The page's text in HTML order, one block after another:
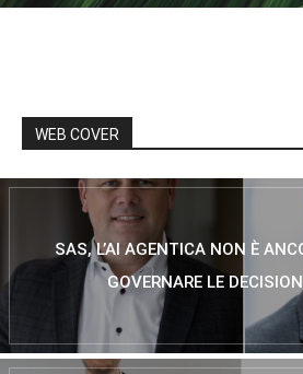
WEB COVER
SAS, L’AI AGENTICA NON È
GOVERNARE LE